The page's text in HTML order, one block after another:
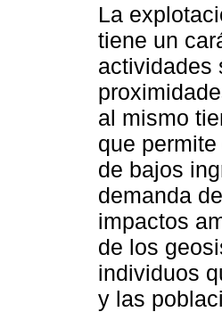
La
tiene un
actividades
al mismo
que
de bajos
demanda
impactos
de los
individuos
y las